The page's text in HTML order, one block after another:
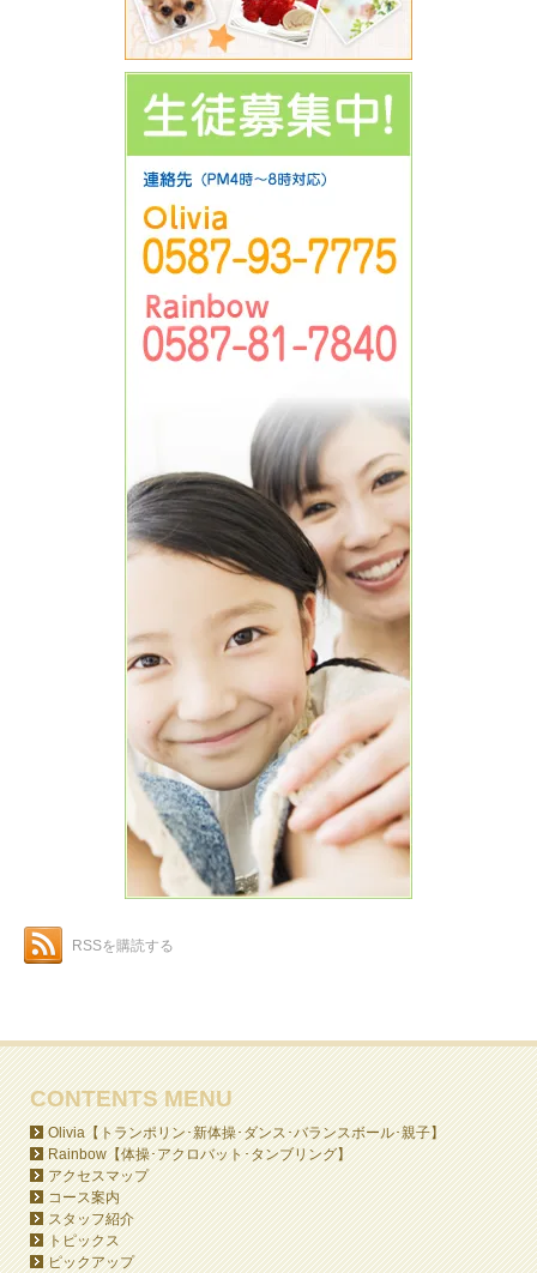
RSSを購読する
CONTENTS MENU
Olivia【トランポリン･新体操･ダンス･バランスボール･親子】
Rainbow【体操･アクロバット･タンブリング】
アクセスマップ
コース案内
スタッフ紹介
トピックス
ピックアップ